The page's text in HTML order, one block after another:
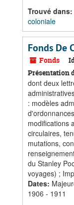
Trouvé dans:
coloniale
Fonds De
Fonds
Présentation
dont deux
: modèles
modifications
circulaires,
mutations,
du Stanley
voyages) ;
Dates:
1906 - 1911